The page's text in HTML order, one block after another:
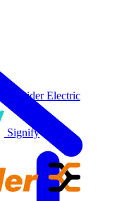
Schneider Electric
Signify